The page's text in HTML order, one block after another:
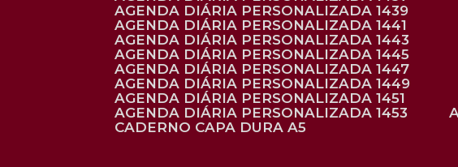
AGENDA DIÁRIA PERSONALIZADA 1439
AGENDA DIÁRIA PERSONALIZADA 1441
AGENDA DIÁRIA PERSONALIZADA 1443
AGENDA DIÁRIA PERSONALIZADA 1445
AGENDA DIÁRIA PERSONALIZADA 1447
AGENDA DIÁRIA PERSONALIZADA 1449
AGENDA DIÁRIA PERSONALIZADA 1451
AGENDA DIÁRIA PERSONALIZADA 1453
CADERNO CAPA DURA A5